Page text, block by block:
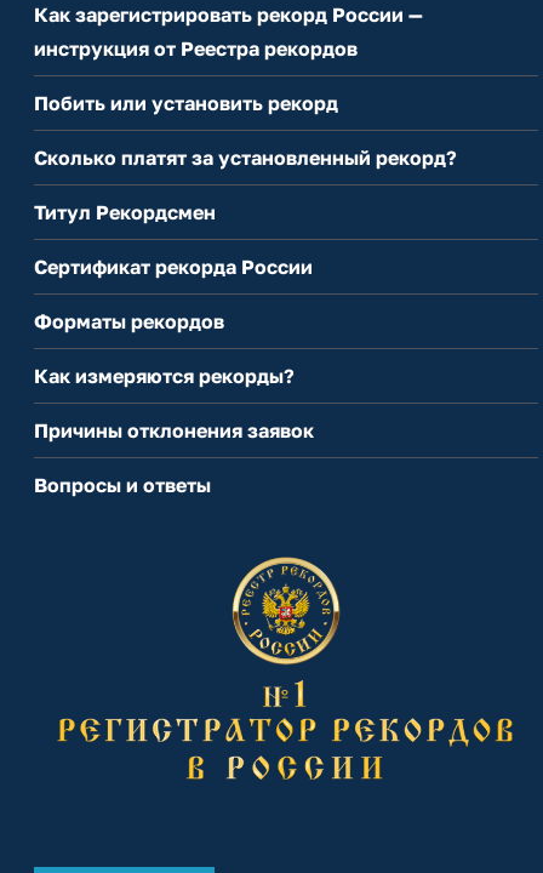
Как зарегистрировать рекорд России —
инструкция от Реестра рекордов
Побить или установить рекорд
Сколько платят за установленный рекорд?
Титул Рекордсмен
Сертификат рекорда России
Форматы рекордов
Как измеряются рекорды?
Причины отклонения заявок
Вопросы и ответы